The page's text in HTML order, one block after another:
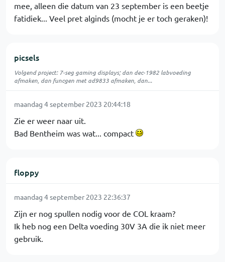
mee, alleen die datum van 23 september is een beetje
fatidiek... Veel pret alginds (mocht je er toch geraken)!
picsels
Volgend project: 7-seg gaming displays; dan dec-1982 labvoeding
afmaken, dan funcgen met ad9833 afmaken, dan...
maandag 4 september 2023 20:44:18
Zie er weer naar uit.
Bad Bentheim was wat... compact
floppy
maandag 4 september 2023 22:36:37
Zijn er nog spullen nodig voor de COL kraam?
Ik heb nog een Delta voeding 30V 3A die ik niet meer
gebruik.